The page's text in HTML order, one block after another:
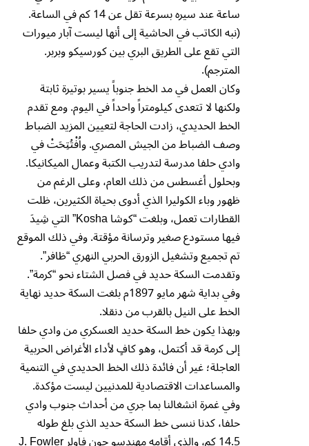
ساعة عند سيره بسرعة تقل عن 14 كم في الساعة.
(نبه الكاتب في الحاشية إلى أنها ليست آبار ميورات
التي تقع على الطريق البري بين كورسيكو وبربر.
المترجم).
وكان العمل في مد الخط جنوباً يسير بوتيرة ثابتة
ولكنها لا تتعدى كيلومتراً واحداً في اليوم. ومع تقدم
الخط الحديدي، زادت الحاجة لتعيين المزيد الضباط
وصف الضباط من الجيش المصري. واُفْتُتِحَتْ في
وادي حلفا مدرسة لتدريب الكتبة وعمال الميكانيكا.
وبحلول أغسطس من ذلك العام، وعلى الرغم من
ظهور وباء الكوليرا الذي أدوى بحياة الكثيرين، ظلت
القطارات تعمل، وبلغت “كوشا Kosha” التي شِيدَ
فيها مستودع صغير وترسانة مؤقتة. وفي ذلك الموقع
تم تجميع وتشغيل الزورق الحربي النهري “ظافر”.
وتقدمت السكة حديد في فصل الشتاء نحو “كرمة”.
وفي بداية شهر مايو 1897م بلغت السكة حديد نهاية
الخط على النيل بالقرب من دنقلا.
وبهذا يكون خط السكة حديد العسكري من وادي حلفا
إلى كرمة قد أكتمل، وهو كافٍ لأداء الأغراض الحربية
العاجلة؛ غير أن فائدة ذلك الخط الحديدي في التنمية
والمساعدات الاقتصادية للمدنيين ليست مؤكدة.
وفي غمرة انشغالنا بما جري من أحداث جنوب وادي
حلفا، كدنا ننسى خط السكة حديد الذي بلغ طوله